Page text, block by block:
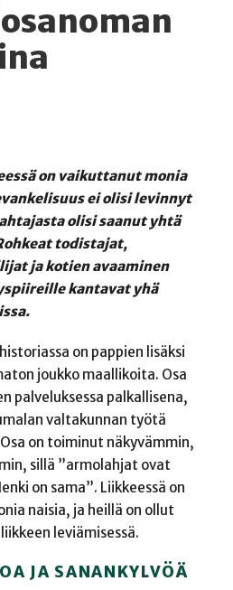
on vaikuttanut monia
ei olisi levinnyt
olisi saanut yhtä
todistajat,
ja kotien avaaminen
kantavat yhä
on pappien lisäksi
joukko maallikoita. Osa
palveluksessa palkallisena,
valtakunnan työtä
on toiminut näkyvämmin,
sillä ”armolahjat ovat
on sama”. Liikkeessä on
naisia, ja heillä on ollut
leviämisessä.
JA SANANKYLVÖÄ